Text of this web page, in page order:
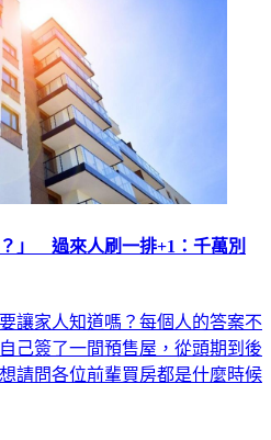
」 過來人刷一排+1：千萬別
讓家人知道嗎？每個人的答案不
己簽了一間預售屋，從頭期到後
請問各位前輩買房都是什麼時候